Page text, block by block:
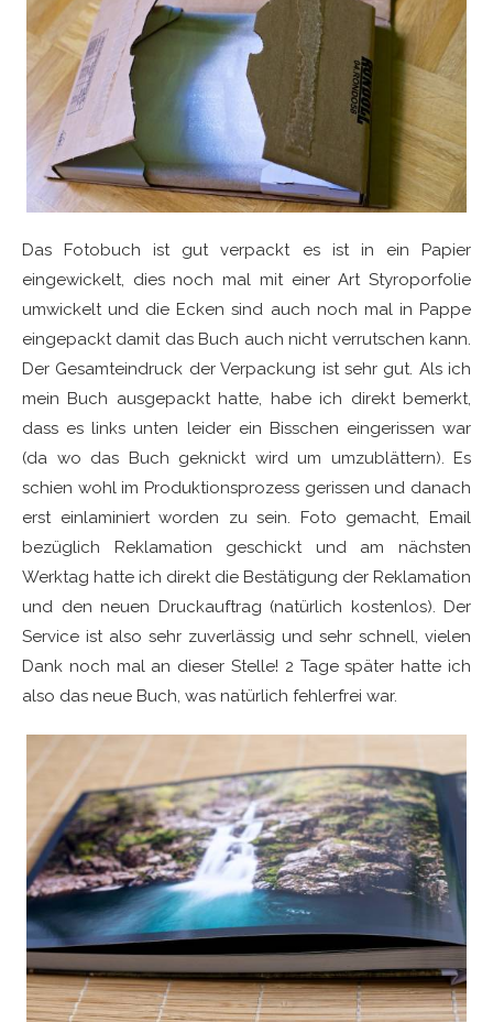
Das Fotobuch ist gut verpackt es ist in ein Papier
eingewickelt, dies noch mal mit einer Art Styroporfolie
umwickelt und die Ecken sind auch noch mal in Pappe
eingepackt damit das Buch auch nicht verrutschen kann.
Der Gesamteindruck der Verpackung ist sehr gut. Als ich
mein Buch ausgepackt hatte, habe ich direkt bemerkt,
dass es links unten leider ein Bisschen eingerissen war
(da wo das Buch geknickt wird um umzublättern). Es
schien wohl im Produktionsprozess gerissen und danach
erst einlaminiert worden zu sein. Foto gemacht, Email
bezüglich Reklamation geschickt und am nächsten
Werktag hatte ich direkt die Bestätigung der Reklamation
und den neuen Druckauftrag (natürlich kostenlos). Der
Service ist also sehr zuverlässig und sehr schnell, vielen
Dank noch mal an dieser Stelle! 2 Tage später hatte ich
also das neue Buch, was natürlich fehlerfrei war.